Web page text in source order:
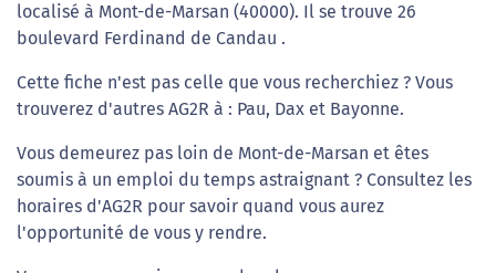
localisé à Mont-de-Marsan (40000). Il se trouve 26
boulevard Ferdinand de Candau .
Cette fiche n'est pas celle que vous recherchiez ? Vous
trouverez d'autres AG2R à : Pau, Dax et Bayonne.
Vous demeurez pas loin de Mont-de-Marsan et êtes
soumis à un emploi du temps astraignant ? Consultez les
horaires d'AG2R pour savoir quand vous aurez
l'opportunité de vous y rendre.